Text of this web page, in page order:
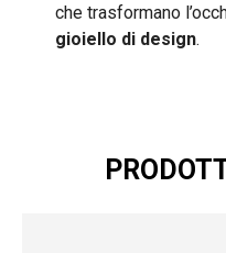
che trasformano
gioiello di design.